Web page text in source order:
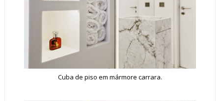
Cuba de piso em mármore carrara.